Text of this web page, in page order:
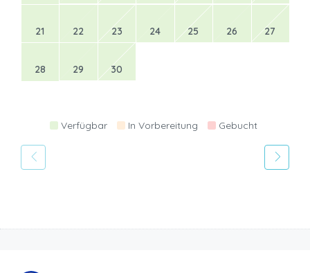
21 22 23 24 25 26 27
28 29 30
Verfügbar In Vorbereitung Gebucht